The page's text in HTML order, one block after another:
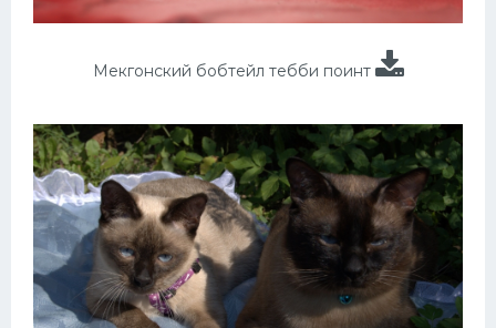
Мекгонский бобтейл тебби поинт